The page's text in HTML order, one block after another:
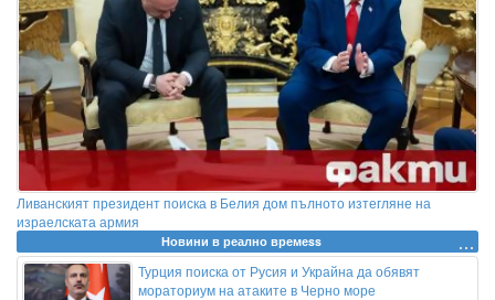
Ливанският президент поиска в Белия дом пълното изтегляне на
израелската армия
Новини в реално времеss
Турция поиска от Русия и Украйна да обявят
мораториум на атаките в Черно море